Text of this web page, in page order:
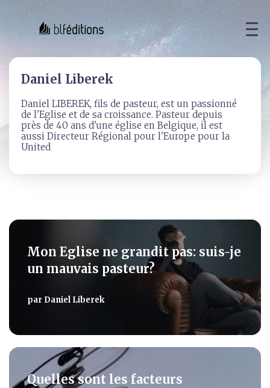
Daniel Liberek
Daniel LIBEREK, fils de pasteur, est un passionné
de l'Eglise et de sa croissance. Pasteur depuis
près de 40 ans d'une église en Belgique, il est
aussi Directeur Régional pour l'Europe pour la
United
Mon Eglise ne grandit pas: suis-je
un mauvais pasteur?
par Daniel Liberek
Quelles sont les facteurs